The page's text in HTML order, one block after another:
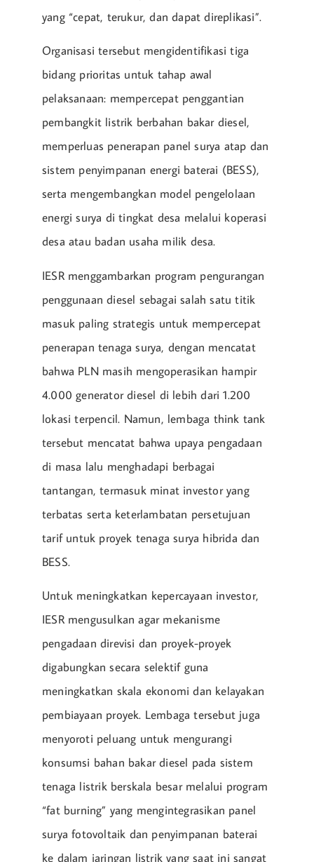
yang “cepat, terukur, dan dapat direplikasi”.
Organisasi tersebut mengidentifikasi tiga
bidang prioritas untuk tahap awal
pelaksanaan: mempercepat penggantian
pembangkit listrik berbahan bakar diesel,
memperluas penerapan panel surya atap dan
sistem penyimpanan energi baterai (BESS),
serta mengembangkan model pengelolaan
energi surya di tingkat desa melalui koperasi
desa atau badan usaha milik desa.
IESR menggambarkan program pengurangan
penggunaan diesel sebagai salah satu titik
masuk paling strategis untuk mempercepat
penerapan tenaga surya, dengan mencatat
bahwa PLN masih mengoperasikan hampir
4.000 generator diesel di lebih dari 1.200
lokasi terpencil. Namun, lembaga think tank
tersebut mencatat bahwa upaya pengadaan
di masa lalu menghadapi berbagai
tantangan, termasuk minat investor yang
terbatas serta keterlambatan persetujuan
tarif untuk proyek tenaga surya hibrida dan
BESS.
Untuk meningkatkan kepercayaan investor,
IESR mengusulkan agar mekanisme
pengadaan direvisi dan proyek-proyek
digabungkan secara selektif guna
meningkatkan skala ekonomi dan kelayakan
pembiayaan proyek. Lembaga tersebut juga
menyoroti peluang untuk mengurangi
konsumsi bahan bakar diesel pada sistem
tenaga listrik berskala besar melalui program
“fat burning” yang mengintegrasikan panel
surya fotovoltaik dan penyimpanan baterai
ke dalam jaringan listrik yang saat ini sangat